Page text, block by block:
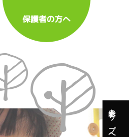
保護者の方へ
総合トップへ